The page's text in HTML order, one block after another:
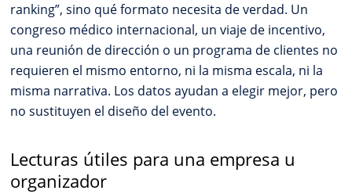
ranking”, sino qué formato necesita de verdad. Un
congreso médico internacional, un viaje de incentivo,
una reunión de dirección o un programa de clientes no
requieren el mismo entorno, ni la misma escala, ni la
misma narrativa. Los datos ayudan a elegir mejor, pero
no sustituyen el diseño del evento.
Lecturas útiles para una empresa u
organizador